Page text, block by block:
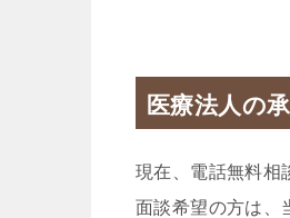
医療法人の
現在、電話無料相
面談希望の方は、